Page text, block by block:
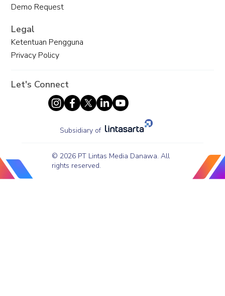
© 2026 PT Lintas Media Danawa. All
rights reserved.
Legal
Ketentuan Pengguna
Privacy Policy
Demo Request
Let's Connect
Subsidiary of